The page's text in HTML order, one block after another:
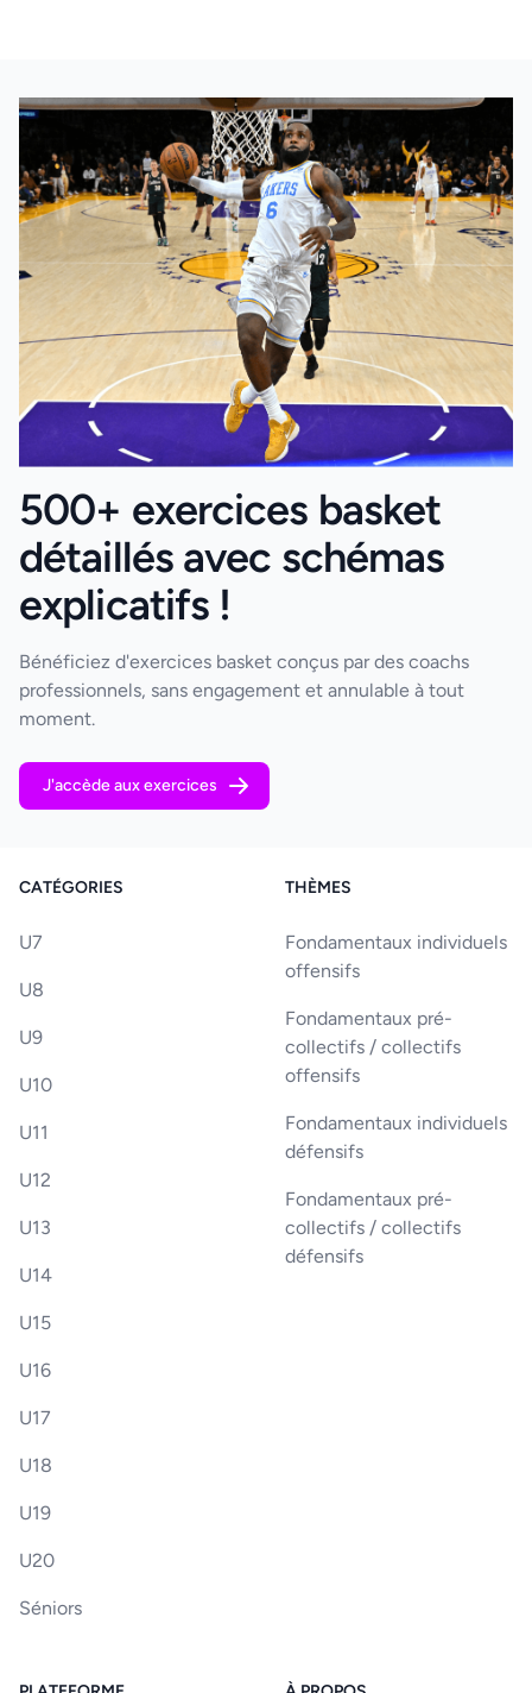
500+ exercices basket
détaillés avec schémas
explicatifs !
Bénéficiez d'exercices basket conçus par des coachs
professionnels, sans engagement et annulable à tout
moment.
J'accède aux exercices
CATÉGORIES
U7
U8
U9
U10
U11
U12
U13
U14
U15
U16
U17
U18
U19
U20
Séniors
THÈMES
Fondamentaux individuels
offensifs
Fondamentaux pré-
collectifs / collectifs
offensifs
Fondamentaux individuels
défensifs
Fondamentaux pré-
collectifs / collectifs
défensifs